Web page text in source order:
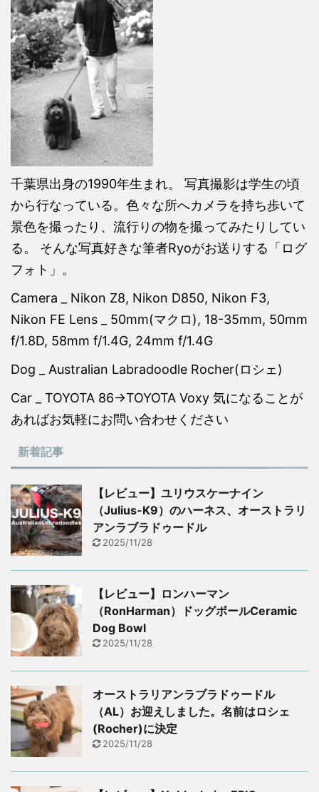
千葉県出身の1990年生まれ。 写真撮影は学生の頃
から行なっている。色々な所へカメラを持ち歩いて
景色を撮ったり、流行りの物を撮ってみたりしてい
る。 そんな写真好きな筆者Ryoがお送りする「ログ
フォト」。
Camera _ Nikon Z8, Nikon D850, Nikon F3,
Nikon FE Lens _ 50mm(マクロ), 18-35mm, 50mm
f/1.8D, 58mm f/1.4G, 24mm f/1.4G
Dog _ Australian Labradoodle Rocher(ロシェ)
Car _ TOYOTA 86→TOYOTA Voxy 気になることが
あればお気軽にお問い合わせください
新着記事
【レビュー】ユリウスケーナイン
（Julius-K9）のハーネス、オーストラリ
アンラブラドゥードル
2025/11/28
【レビュー】ロンハーマン
（RonHarman）ドッグボールCeramic
Dog Bowl
2025/11/28
オーストラリアンラブラドゥードル
（AL）お迎えしました。名前はロシェ
(Rocher)に決定
2025/11/28